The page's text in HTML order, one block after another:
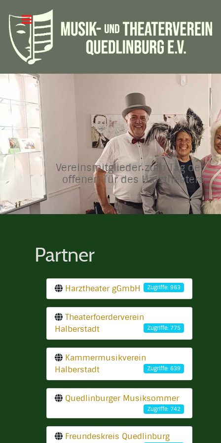
Vereinsmitglieder zum Tag der
offenen Tür des Harztheaters
Partner
Harztheater gGmbH Zugriffe: 963
Theaterfoerderverein
Halberstadt
Zugriffe: 775
Kammermusikverein
Halberstadt
Zugriffe: 639
Quedlinburger Musiksommer
Zugriffe: 742
Freundeskreis Quedlinburg